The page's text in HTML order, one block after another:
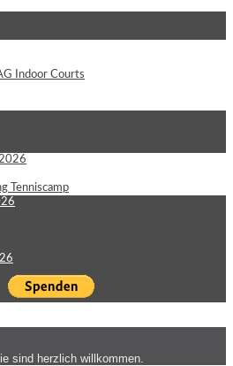
Indoor Courts
Tenniscamp
sind herzlich willkommen.